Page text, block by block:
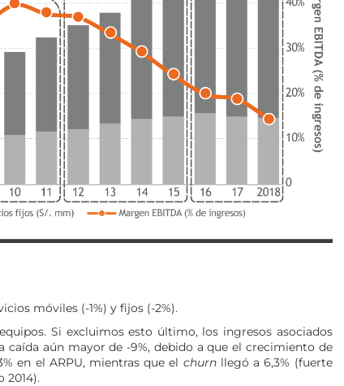
móviles (-1%) y fijos (-2%).
Si excluimos esto último, los ingresos asociados
aún mayor de -9%, debido a que el crecimiento de
en el ARPU, mientras que el churnllegó a 6,3% (fuerte
2014).